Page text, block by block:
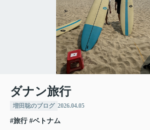
ダナン旅行
増田聡のブログ 2026.04.05
#旅行 #ベトナム